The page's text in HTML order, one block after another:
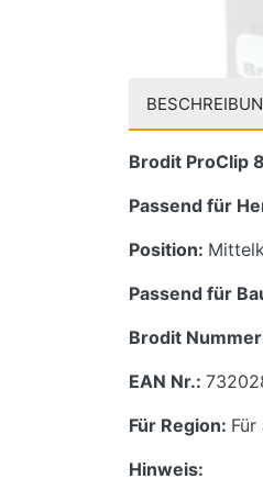
Brodit ProClip
Passend für
Position:
Passend für
Brodit
EAN Nr.:
Für Region:
Hinweis: